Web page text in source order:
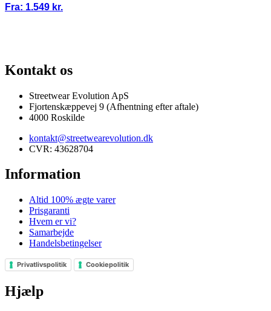
Fra: 1.549 kr.
Kontakt os
Streetwear Evolution ApS
Fjortenskæppevej 9 (Afhentning efter aftale)
4000 Roskilde
kontakt@streetwearevolution.dk
CVR: 43628704
Information
Altid 100% ægte varer
Prisgaranti
Hvem er vi?
Samarbejde
Handelsbetingelser
Privatlivspolitik Cookiepolitik
Hjælp